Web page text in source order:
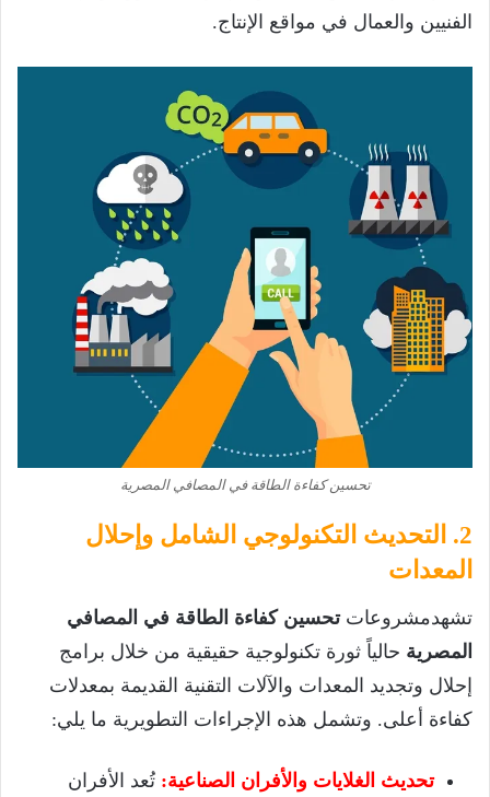
الفنيين والعمال في مواقع الإنتاج.
تحسين كفاءة الطاقة في المصافي المصرية
2. التحديث التكنولوجي الشامل وإحلال
المعدات
تشهدمشروعاتتحسين كفاءة الطاقة في المصافي
المصرية حالياً ثورة تكنولوجية حقيقية من خلال برامج
إحلال وتجديد المعدات والآلات التقنية القديمة بمعدلات
كفاءة أعلى. وتشمل هذه الإجراءات التطويرية ما يلي:
تحديث الغلايات والأفران الصناعية: تُعد الأفران